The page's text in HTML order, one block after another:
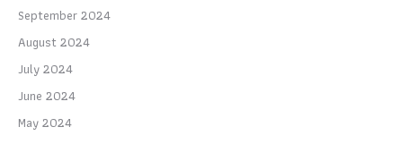
September 2024
August 2024
July 2024
June 2024
May 2024